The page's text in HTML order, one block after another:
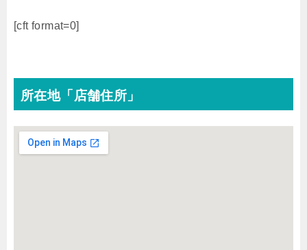
[cft format=0]
所在地「店舗住所」